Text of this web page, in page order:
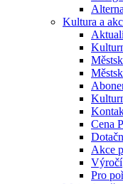
Kultura a
Cena
Akce
Výročí
Pro